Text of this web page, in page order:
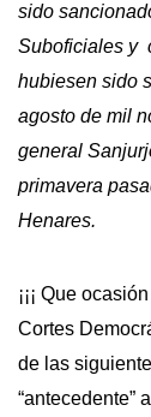
sido
Suboficiales y
hubiesen sido
agosto de mil
general
primavera
Henares.
¡¡¡ Que
Cortes
de las
“antecedente”